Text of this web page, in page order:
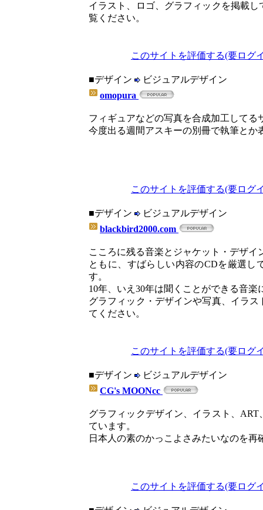
イラスト、ロゴ、グラフィックを掲載
覧ください。
このサイトを評価する(要ログ
■デザイン
ビジュアルデザイン
omopura
フィギュアなどの写真を合成加工してる
今度出る週間アスキーの別冊で執筆とか
このサイトを評価する(要ログ
■デザイン
ビジュアルデザイン
blackbird2000.com
こころに残る音楽とジャケット・デザイ
ともに、すばらしい内容のCDを厳選し
す。
10年、いえ30年は聞くことができる音
グラフィック・デザインや写真、イラ
てください。
このサイトを評価する(要ログ
■デザイン
ビジュアルデザイン
CG's MOONcc
グラフィックデザイン、イラスト、
ています。
日本人の素のかっこよさみたいなのを
このサイトを評価する(要ログ